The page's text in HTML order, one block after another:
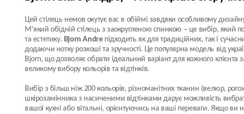
Цей стілець немов окутує вас в обіймі завдяки особливому
М'який обідній стілець з заокругленою спинкою – це вибір, який
та естетику. Bjorn Andreпідходить як для традиційних, так і
додаючи нотку розкоші та зручності. Це популярна модель від
Bjorn, що дозволяє обрати ідеальний варіант для кожного клієнта
великому вибору кольорів та відтінків.
Вибір з більш ніж 200 кольорів, різноманітних тканин (велюр,
шкірозамінника з насиченими відтінками дарує можливість
вашої кухні або вітальні, орієнтуючись на ваші переваги. Якщо ви